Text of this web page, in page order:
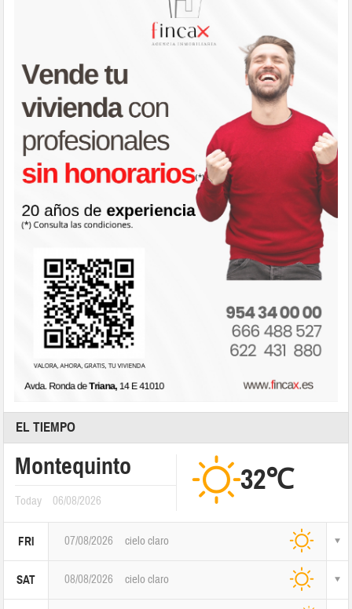
EL TIEMPO
Montequinto
Today 06/08/2026
32℃
FRI 07/08/2026 cielo claro
SAT 08/08/2026 cielo claro